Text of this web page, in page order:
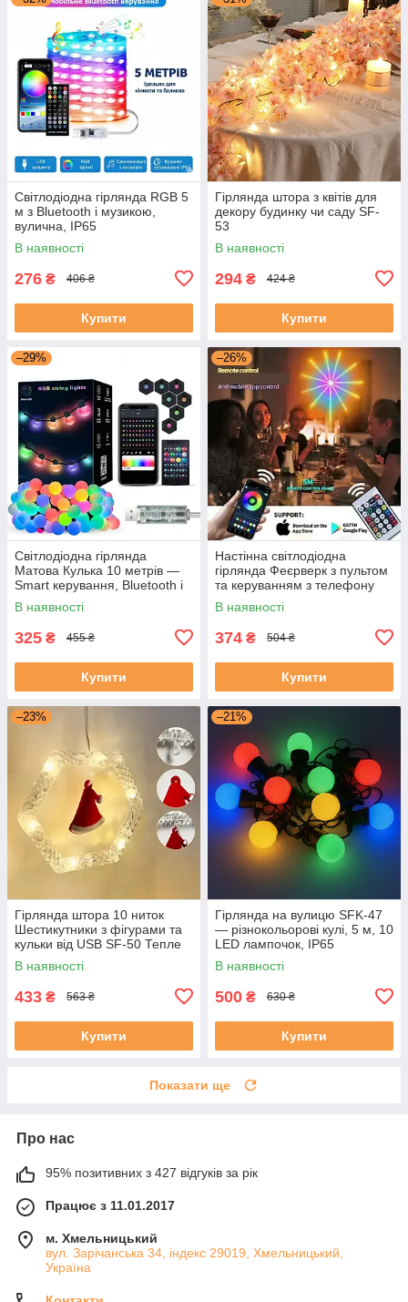
Світлодіодна гірлянда RGB 5
м з Bluetooth і музикою,
вулична, IP65
В наявності
276 ₴ 406 ₴
Купити
Гірлянда штора з квітів для
декору будинку чи саду SF-
53
В наявності
294 ₴ 424 ₴
Купити
–29%
Світлодіодна гірлянда
Матова Кулька 10 метрів —
Smart керування, Bluetooth і
пульт SFK-03
В наявності
325 ₴ 455 ₴
Купити
–26%
Настінна світлодіодна
гірлянда Феєрверк з пультом
та керуванням з телефону
SFK-18 Bluetooth USB 1+0.5м
В наявності
374 ₴ 504 ₴
Купити
–23%
Гірлянда штора 10 ниток
Шестикутники з фігурами та
кульки від USB SF-50 Тепле
світло
В наявності
433 ₴ 563 ₴
Купити
–21%
Гірлянда на вулицю SFK-47
— різнокольорові кулі, 5 м, 10
LED лампочок, IP65
В наявності
500 ₴ 630 ₴
Купити
Показати ще
Про нас
95% позитивних з 427 відгуків за рік
Працює з 11.01.2017
м. Хмельницький
вул. Зарічанська 34, індекс 29019, Хмельницький,
Україна